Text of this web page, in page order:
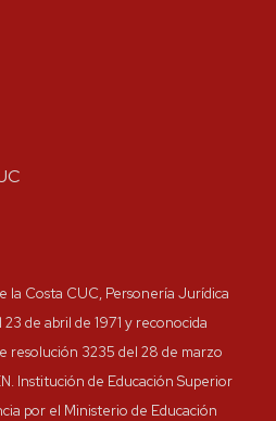
la Costa CUC, Personería Jurídica
de abril de 1971 y reconocida
resolución 3235 del 28 de marzo
Institución de Educación Superior
por el Ministerio de Educación